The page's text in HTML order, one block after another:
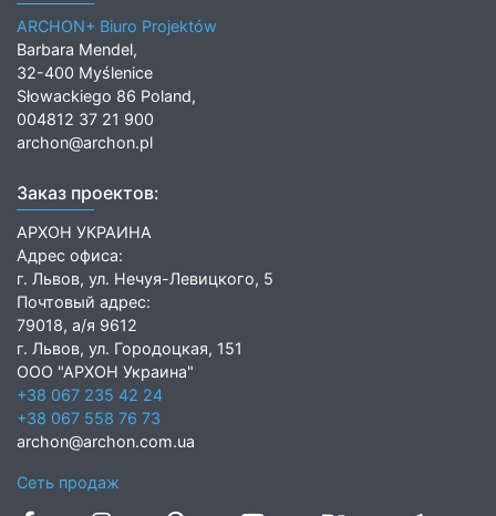
ARCHON+ Biuro Projektów
Barbara Mendel,
32-400 Myślenice
Słowackiego 86 Poland,
004812 37 21 900
archon@archon.pl
Заказ проектов:
АРХОН УКРАИНА
Адрес офиса:
г. Львов, ул. Нечуя-Левицкого, 5
Почтовый адрес:
79018, а/я 9612
г. Львов, ул. Городоцкая, 151
ООО "АРХОН Украина"
+38 067 235 42 24
+38 067 558 76 73
archon@archon.com.ua
Сеть продаж